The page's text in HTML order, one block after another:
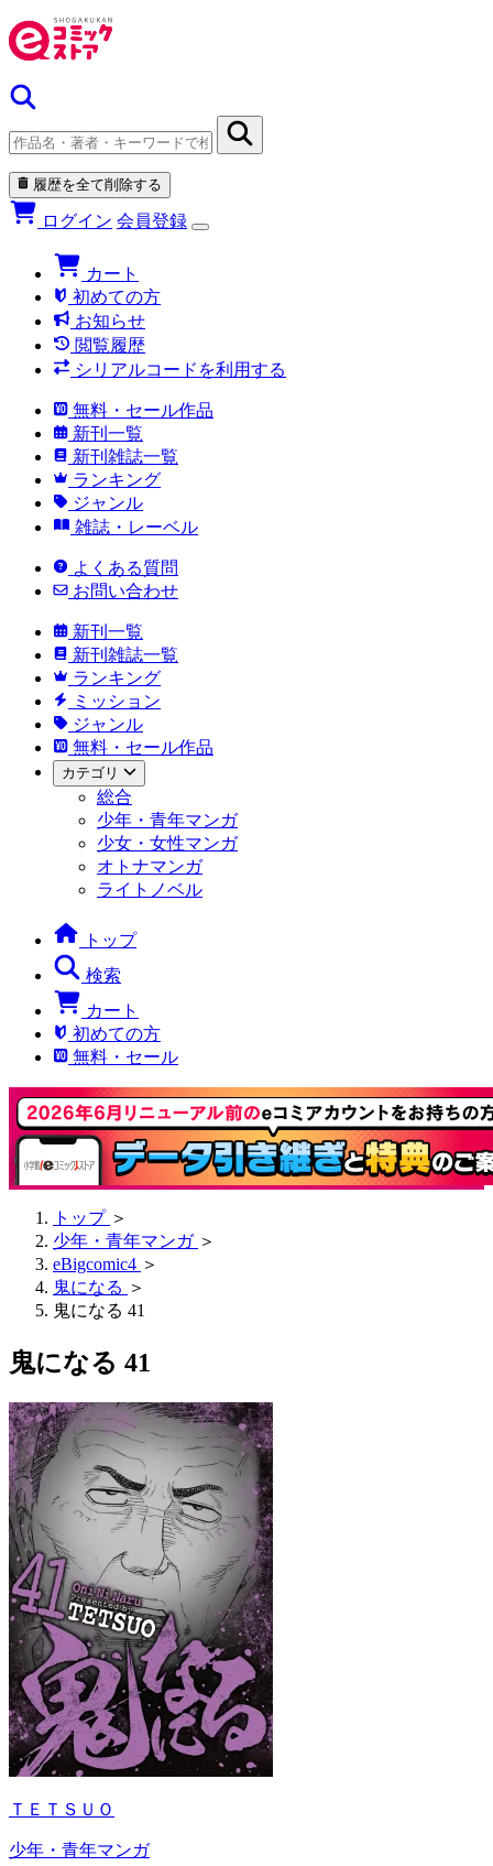
履歴を全て削除する
ログイン 会員登録
カート
初めての方
お知らせ
閲覧履歴
シリアルコードを利用する
無料・セール作品
新刊一覧
新刊雑誌一覧
ランキング
ジャンル
雑誌・レーベル
よくある質問
お問い合わせ
新刊一覧
新刊雑誌一覧
ランキング
ミッション
ジャンル
無料・セール作品
カテゴリ
総合
少年・青年マンガ
少女・女性マンガ
オトナマンガ
ライトノベル
トップ
検索
カート
初めての方
無料・セール
トップ ＞
少年・青年マンガ ＞
eBigcomic4 ＞
鬼になる ＞
鬼になる 41
鬼になる 41
ＴＥＴＳＵＯ
少年・青年マンガ